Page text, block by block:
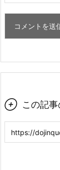
 この記